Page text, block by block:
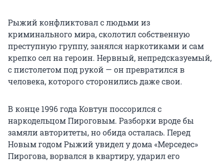
Рыжий конфликтовал с людьми из
криминального мира, сколотил собственную
преступную группу, занялся наркотиками и сам
крепко сел на героин. Нервный, непредсказуемый,
с пистолетом под рукой — он превратился в
человека, которого сторонились даже свои.
В конце 1996 года Ковтун поссорился с
наркодельцом Пироговым. Разборки вроде бы
замяли авторитеты, но обида осталась. Перед
Новым годом Рыжий увидел у дома «Мерседес»
Пирогова, ворвался в квартиру, ударил его